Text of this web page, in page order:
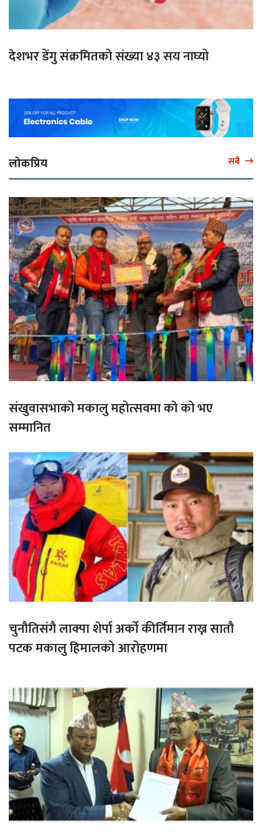
देशभर डेंगु संक्रमितको संख्या ४३ सय नाघ्यो
लोकप्रिय सबै
संखुवासभाको मकालु महोत्सवमा को को भए
सम्मानित
चुनौतिसंगै लाक्पा शेर्पा अर्को कीर्तिमान राख्न सातौ
पटक मकालु हिमालको आरोहणमा